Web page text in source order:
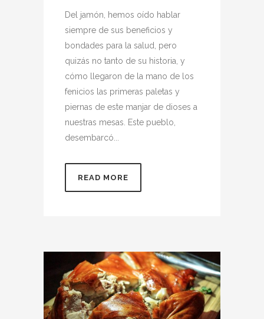
Del jamón, hemos oído hablar
siempre de sus beneficios y
bondades para la salud, pero
quizás no tanto de su historia, y
cómo llegaron de la mano de los
fenicios las primeras paletas y
piernas de este manjar de dioses a
nuestras mesas. Este pueblo,
desembarcó...
READ MORE